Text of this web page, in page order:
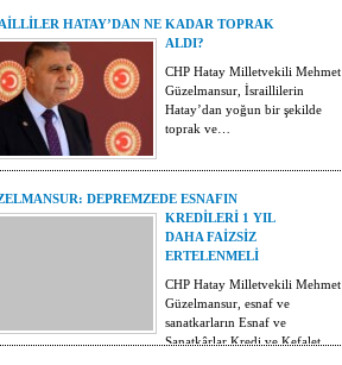
HATAY’DAN NE KADAR TOPRAK
ALDI?
CHP Hatay Milletvekili Mehmet
Güzelmansur, İsraillilerin
Hatay’dan yoğun bir şekilde
toprak ve…
DEPREMZEDE ESNAFIN
KREDİLERİ 1 YIL
DAHA FAİZSİZ
ERTELENMELİ
CHP Hatay Milletvekili Mehmet
Güzelmansur, esnaf ve
sanatkarların Esnaf ve
Sanatkârlar Kredi ve Kefalet…